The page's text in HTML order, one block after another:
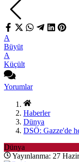
A
Büyüt
A
Küçült
Yorumlar
Haberler
Dünya
DSÖ: Gazze'de
Dünya
Yayınlanma: 27